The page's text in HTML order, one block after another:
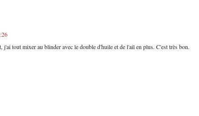
j'ai tout mixer au blinder avec le double d'huile et de l'ail en plus. C'est très bon.